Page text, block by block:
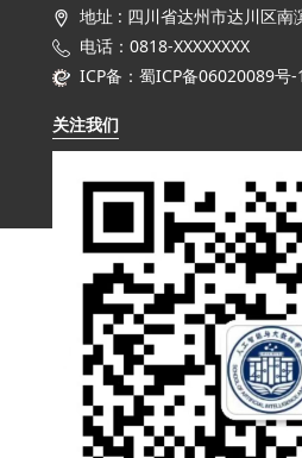
地址 : 四川省达州市达川区南
电话：0818-XXXXXXXX
ICP备：蜀ICP备06020089号
关注我们